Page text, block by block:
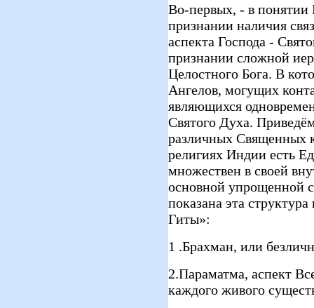
Во-первых, - в понятии
признании наличия
аспекта Господа -
признании сложной
Целостного Бога. В
Ангелов, могущих
являющихся
Святого Духа.
различных Священных
религиях Индии есть
множествен в своей
основной упрощенной
показана эта
Гиты»:
1 .Брахман, или
2.Параматма, аспект
каждого живого